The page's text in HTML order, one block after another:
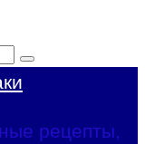
рецепты,